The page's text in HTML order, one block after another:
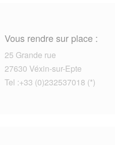
Vous rendre sur place :
25 Grande rue
27630 Véxin-sur-Epte
Tel :+33 (0)232537018 (*)